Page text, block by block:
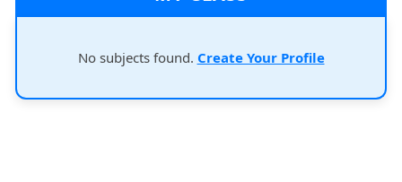
No subjects found. Create Your Profile